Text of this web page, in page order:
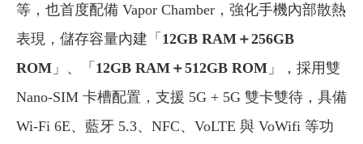
等，也首度配備 Vapor Chamber，強化手機內部散熱
表現，儲存容量內建「 12GB RAM＋256GB
ROM 」、「 12GB RAM＋512GB ROM 」，採用雙
Nano-SIM 卡槽配置，支援 5G + 5G 雙卡雙待，具備
Wi-Fi 6E、藍牙 5.3、NFC、VoLTE 與 VoWifi 等功